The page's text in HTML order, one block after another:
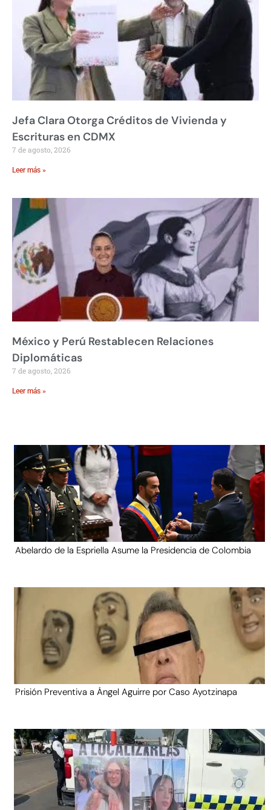
Jefa Clara Otorga Créditos de Vivienda y
Escrituras en CDMX
7 de agosto, 2026
Leer más »
México y Perú Restablecen Relaciones
Diplomáticas
7 de agosto, 2026
Leer más »
Abelardo de la Espriella Asume la Presidencia de Colombia
Prisión Preventiva a Ángel Aguirre por Caso Ayotzinapa